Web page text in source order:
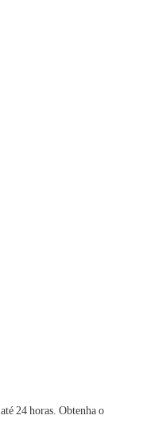
24 horas. Obtenha o